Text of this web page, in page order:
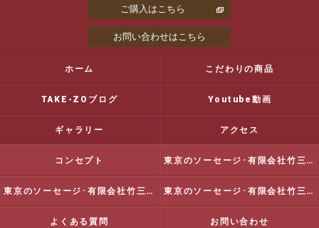
お問い合わせはこちら
ご購入はこちら
ホーム こだわりの商品
TAKE-ZOブログ Youtube動画
ギャラリー アクセス
コンセプト 東京のソーセージ･有限会社竹三商店の口コミ情報
東京のソーセージ･有限会社竹三商店の評判 東京のソーセージ･有限会社竹三商店のお客様の声
よくある質問 お問い合わせ